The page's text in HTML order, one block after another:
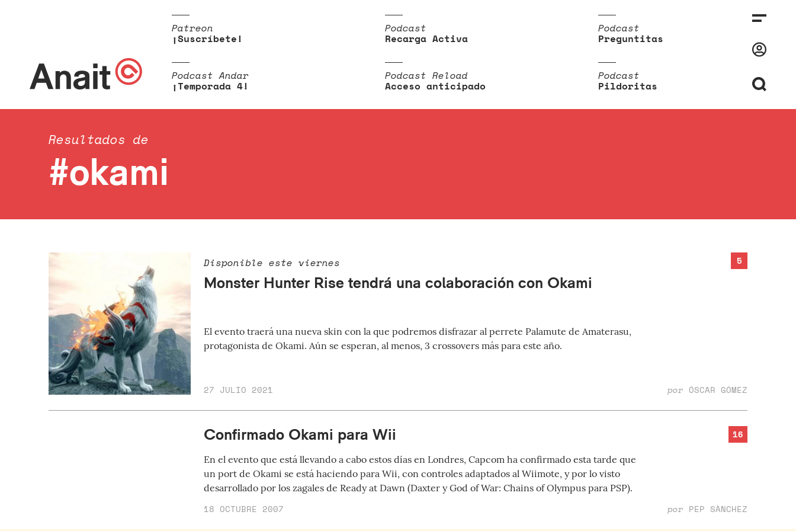
Patreon
¡Suscríbete!
Podcast
Recarga Activa
Podcast
Preguntitas
Podcast Andar
¡Temporada 4!
Podcast Reload
Acceso anticipado
Podcast
Pildoritas
Resultados de
#okami
5
Disponible este viernes
Monster Hunter Rise tendrá una colaboración con Okami
El evento traerá una nueva skin con la que podremos disfrazar al perrete Palamute de Amaterasu,
protagonista de Okami. Aún se esperan, al menos, 3 crossovers más para este año.
27 JULIO 2021 por ÓSCAR GÓMEZ
16
Confirmado Okami para Wii
En el evento que está llevando a cabo estos días en Londres, Capcom ha confirmado esta tarde que
un port de Okami se está haciendo para Wii, con controles adaptados al Wiimote, y por lo visto
desarrollado por los zagales de Ready at Dawn (Daxter y God of War: Chains of Olympus para PSP).
18 OCTUBRE 2007 por PEP SÀNCHEZ